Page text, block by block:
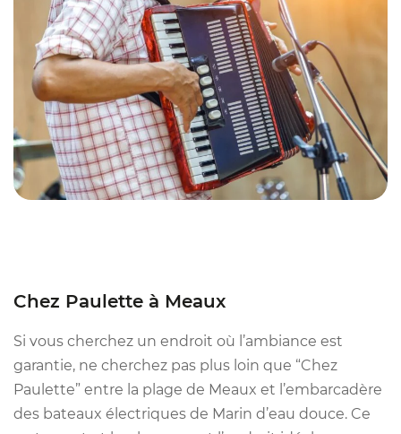
Chez Paulette à Meaux
Si vous cherchez un endroit où l’ambiance est
garantie, ne cherchez pas plus loin que “Chez
Paulette” entre la plage de Meaux et l’embarcadère
des bateaux électriques de Marin d’eau douce. Ce